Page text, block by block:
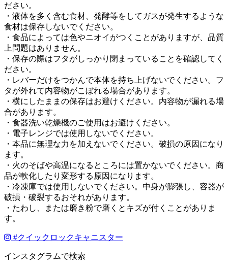
ださい。
・液体を多く含む食材、発酵等をしてガスが発生するような
食材は保存しないでください。
・食品によっては色やニオイがつくことがありますが、品質
上問題はありません。
・保存の際はフタがしっかり閉まっていることを確認してく
ださい。
・レバーだけをつかんで本体を持ち上げないでください。フ
タが外れて内容物がこぼれる場合があります。
・横にしたままの保存はお避けください。内容物が漏れる場
合があります。
・食器洗い乾燥機のご使用はお避けください。
・電子レンジでは使用しないでください。
・本品に無理な力を加えないでください。破損の原因になり
ます。
・火のそばや高温になるところには置かないでください。商
品が軟化したり変形する原因になります。
・冷凍庫では使用しないでください。中身が膨張し、容器が
破損・破裂するおそれがあります。
・たわし、または磨き粉で磨くとキズが付くことがありま
す。
#クイックロックキャニスター
インスタグラムで検索